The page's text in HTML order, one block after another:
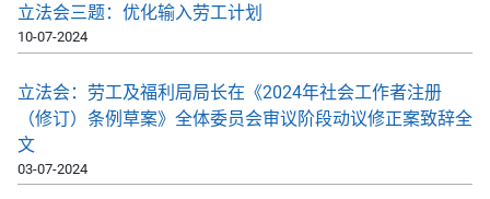
立法会三题：优化输入劳工计划
10-07-2024
立法会：劳工及福利局局长在《2024年社会工作者注册
（修订）条例草案》全体委员会审议阶段动议修正案致辞全
文
03-07-2024